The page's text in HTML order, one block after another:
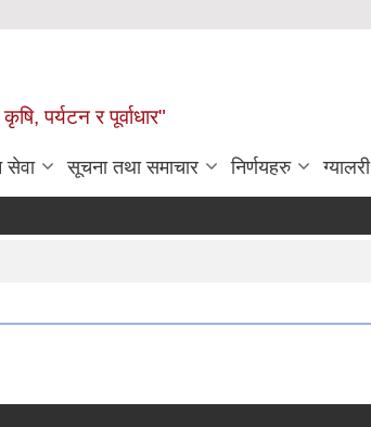
पर्यटन र पूर्वाधार"
सेवा सूचना तथा समाचार निर्णयहरु ग्यालरी